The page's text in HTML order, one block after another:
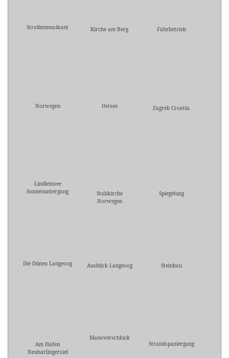
Straßenmusikant Kirche am Berg Fährbetrieb
Norwegen Ostsee Zagreb Croatia
Lindleinsee
Sonnenuntergang
Stabkirche
Norwegen
Spiegelung
Die Dünen Langeoog Ausblick Langeoog Steinbau
Am Hafen
Neuharlingersiel
Manöverschluck
Strandspaziergang